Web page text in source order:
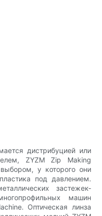
дистрибуцией или
ZYZM Zip Making
у которого они
под давлением.
застежек-
машин
Оптическая линза